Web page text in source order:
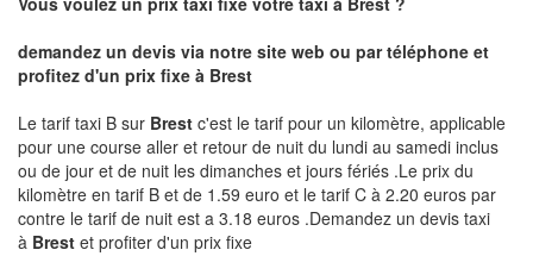
demandez un devis via notre site web ou par téléphone et
profitez d'un prix fixe à Brest
Le tarif taxi B sur Brest c'est le tarif pour un kilomètre, applicable
pour une course aller et retour de nuit du lundi au samedi inclus
ou de jour et de nuit les dimanches et jours fériés .Le prix du
kilomètre en tarif B et de 1.59 euro et le tarif C à 2.20 euros par
contre le tarif de nuit est a 3.18 euros .Demandez un devis taxi
à Brest et profiter d'un prix fixe